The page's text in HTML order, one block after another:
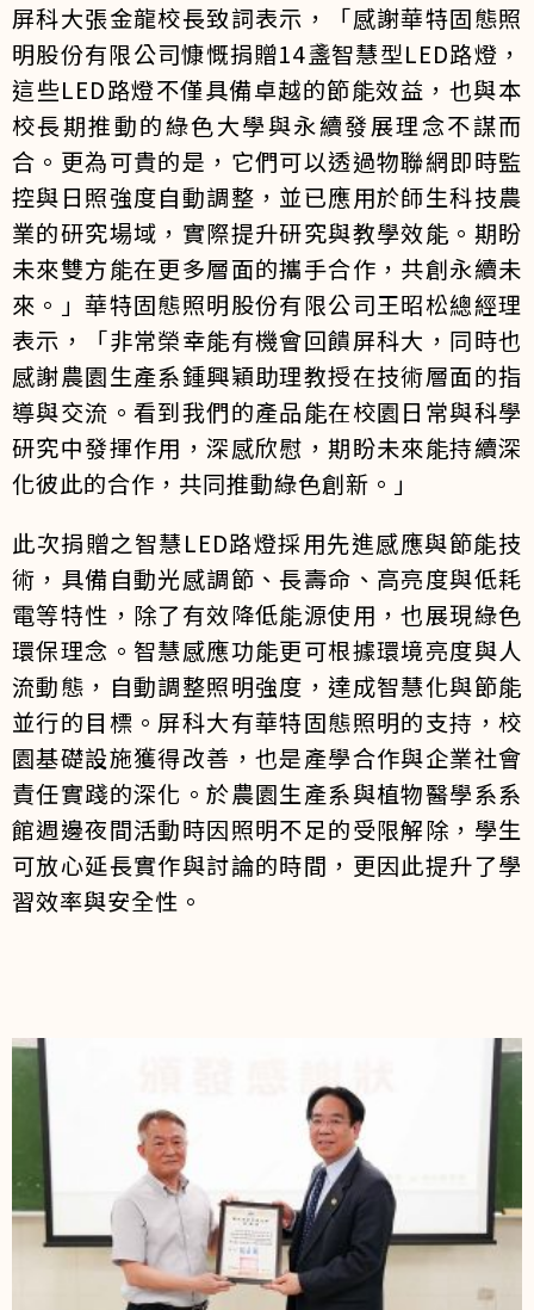
屏科大張金龍校長致詞表示，「感謝華特固態照
明股份有限公司慷慨捐贈14盞智慧型LED路燈，
這些LED路燈不僅具備卓越的節能效益，也與本
校長期推動的綠色大學與永續發展理念不謀而
合。更為可貴的是，它們可以透過物聯網即時監
控與日照強度自動調整，並已應用於師生科技農
業的研究場域，實際提升研究與教學效能。期盼
未來雙方能在更多層面的攜手合作，共創永續未
來。」華特固態照明股份有限公司王昭松總經理
表示，「非常榮幸能有機會回饋屏科大，同時也
感謝農園生產系鍾興穎助理教授在技術層面的指
導與交流。看到我們的產品能在校園日常與科學
研究中發揮作用，深感欣慰，期盼未來能持續深
化彼此的合作，共同推動綠色創新。」
此次捐贈之智慧LED路燈採用先進感應與節能技
術，具備自動光感調節、長壽命、高亮度與低耗
電等特性，除了有效降低能源使用，也展現綠色
環保理念。智慧感應功能更可根據環境亮度與人
流動態，自動調整照明強度，達成智慧化與節能
並行的目標。屏科大有華特固態照明的支持，校
園基礎設施獲得改善，也是產學合作與企業社會
責任實踐的深化。於農園生產系與植物醫學系系
館週邊夜間活動時因照明不足的受限解除，學生
可放心延長實作與討論的時間，更因此提升了學
習效率與安全性。